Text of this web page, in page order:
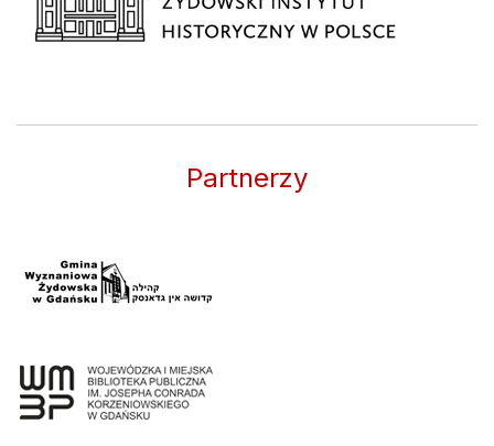
Partnerzy